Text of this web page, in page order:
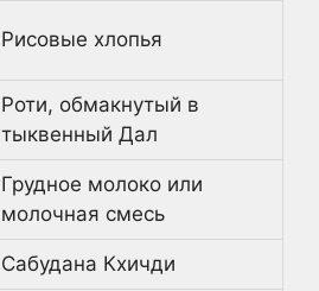
Рисовые хлопья
Роти, обмакнутый в
тыквенный Дал
Грудное молоко или
молочная смесь
Сабудана Кхичди